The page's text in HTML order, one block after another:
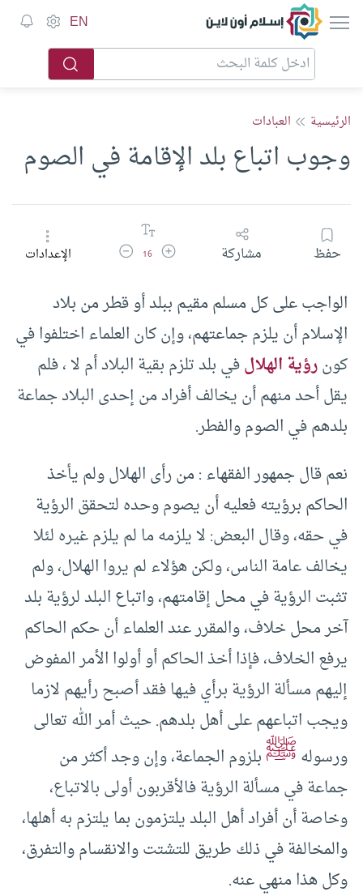
إسلام أون لاين EN
الرئيسية العبادات
وجوب اتباع بلد الإقامة في الصوم
حفظ مشاركة زيادة حجم الخط
16 تقليل حجم الخطالإعدادات
الواجب على كل مسلم مقيم ببلد أو قطر من بلاد
الإسلام أن يلزم جماعتهم، وإن كان العلماء اختلفوا في
كونرؤية الهلالفي بلد تلزم بقية البلاد أم لا ، فلم
يقل أحد منهم أن يخالف أفراد من إحدى البلاد جماعة
بلدهم في الصوم والفطر.
نعم قال جمهور الفقهاء : من رأى الهلال ولم يأخذ
الحاكم برؤيته فعليه أن يصوم وحده لتحقق الرؤية
في حقه، وقال البعض: لا يلزمه ما لم يلزم غيره لئلا
يخالف عامة الناس، ولكن هؤلاء لم يروا الهلال، ولم
تثبت الرؤية في محل إقامتهم، واتباع البلد لرؤية بلد
آخر محل خلاف، والمقرر عند العلماء أن حكم الحاكم
يرفع الخلاف، فإذا أخذ الحاكم أو أولوا الأمر المفوض
إليهم مسألة الرؤية برأي فيها فقد أصبح رأيهم لازما
ويجب اتباعهم على أهل بلدهم. حيث أمر الله تعالى
ورسولهﷺبلزوم الجماعة، وإن وجد أكثر من
جماعة في مسألة الرؤية فالأقربون أولى بالاتباع،
وخاصة أن أفراد أهل البلد يلتزمون بما يلتزم به أهلها،
والمخالفة في ذلك طريق للتشتت والانقسام والتفرق،
وكل هذا منهي عنه.